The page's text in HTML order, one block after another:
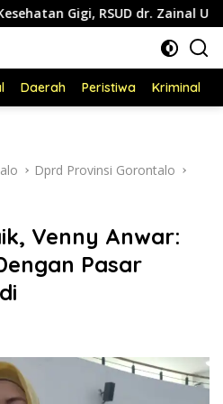
RSUD dr. Zainal Umar Sidiki
Daerah Peristiwa Kriminal
Dprd Provinsi Gorontalo
Venny Anwar:
Pasar